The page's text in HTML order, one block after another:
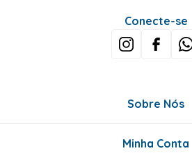
Conecte-se
Sobre Nós
Minha Conta